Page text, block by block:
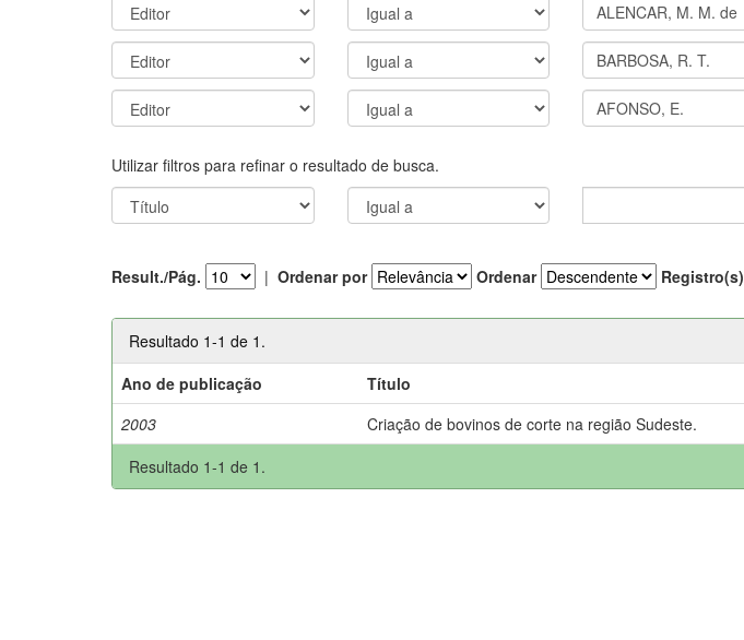
Utilizar filtros para refinar o resultado de busca.
Result./Pág. | Ordenar por Ordenar Registro(s)
Resultado 1-1 de 1.
Ano de publicação
Título
2003
Criação de bovinos de corte na região Sudeste.
Resultado 1-1 de 1.